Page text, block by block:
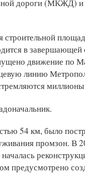
дороги (МКЖД) и
строительной
в завершающей
движение по
линию
54 км, было
промзон. В
предусмотрено